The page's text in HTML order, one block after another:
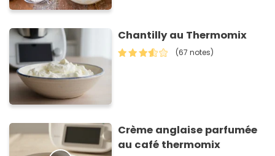
Chantilly au Thermomix
(67 notes)
Crème anglaise parfumée
au café thermomix